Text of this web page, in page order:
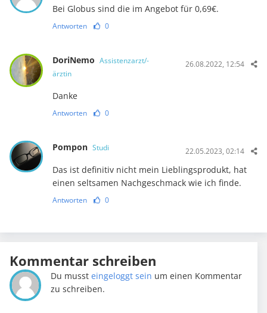
Bei Globus sind die im Angebot für 0,69€.
Antworten 0
DoriNemo Assistenzarzt/-
ärztin
26.08.2022, 12:54
Danke
Antworten 0
Pompon Studi 22.05.2023, 02:14
Das ist definitiv nicht mein Lieblingsprodukt, hat
einen seltsamen Nachgeschmack wie ich finde.
Antworten 0
Kommentar schreiben
Du mussteingeloggt sein um einen Kommentar
zu schreiben.